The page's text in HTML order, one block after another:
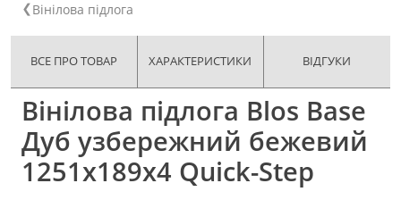
Вінілова підлога
ВСЕ ПРО ТОВАР ХАРАКТЕРИСТИКИ ВІДГУКИ
Вінілова підлога Blos Base
Дуб узбережний бежевий
1251х189x4 Quick-Step